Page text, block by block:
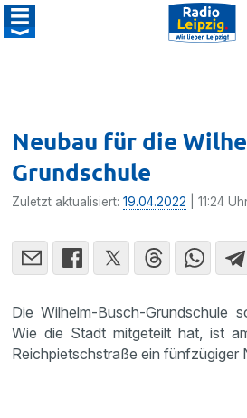
Neubau für die
Grundschule
Zuletzt aktualisiert:19.04.2022 | 11:24
Die Wilhelm-Busch-Grundschule
Wie die Stadt mitgeteilt hat, ist
Reichpietschstraße ein fünfzügiger